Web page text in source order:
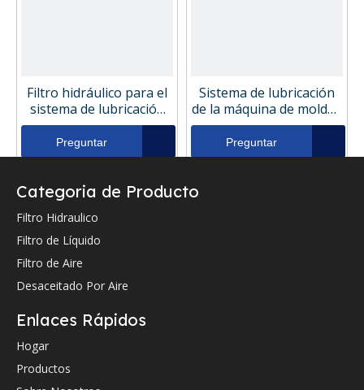
Filtro hidráulico para el
sistema de lubricación
de la máquina de moldeo
por inyección 3I1244
Preguntar
Sistema de lubricación
de la máquina de moldeo
por inyección Filtro
hidráulico H311647
Preguntar
Sistema de lubricación
de la máquina de moldeo
Categoria de Producto
Filtro Hidraulico
Filtro de Líquido
Filtro de Aire
Desaceitado Por Aire
Enlaces Rápidos
Hogar
Productos